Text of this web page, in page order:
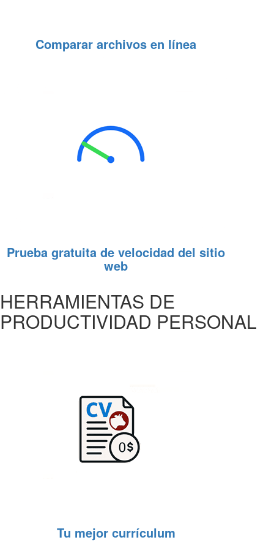
Comparar archivos en línea
Prueba gratuita de velocidad del sitio
web
HERRAMIENTAS DE
PRODUCTIVIDAD PERSONAL
Tu mejor currículum